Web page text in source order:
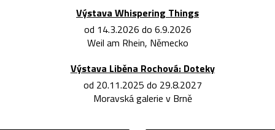
Výstava Whispering Things
od 14.3.2026 do 6.9.2026
Weil am Rhein, Německo
Výstava Liběna Rochová: Doteky
od 20.11.2025 do 29.8.2027
Moravská galerie v Brně